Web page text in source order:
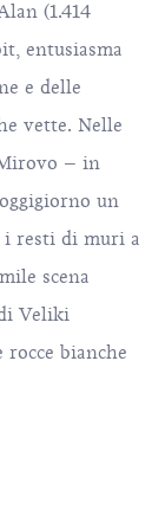
(1.414
entusiasma
e delle
vette. Nelle
– in
un
i resti di muri a
scena
Veliki
rocce bianche